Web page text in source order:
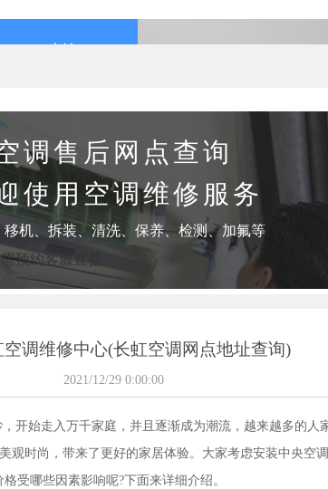
调售后网点查询
使用空调维修服务
移机、拆装、清洗、保养、检测、加氟等
预约客服直拨：
调维修中心(长虹空调网点地址查询)
2021/12/29 0:00:00
始走入万千家庭，并且逐渐成为潮流，越来越多的人
观时尚，带来了更好的家居体验。大家考虑安装中央空
受哪些因素影响呢?下面来详细介绍。